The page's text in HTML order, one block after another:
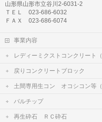
山形県山形市立谷川2-6031-2
ＴＥＬ 023-686-6032
ＦＡＸ 023-686-6074
事業内容
レディーミクストコンクリート（
戻りコンクリートブロック
土間専用生コン オコシコン等（
バルチップ
再生砕石 ＲＣ砕石